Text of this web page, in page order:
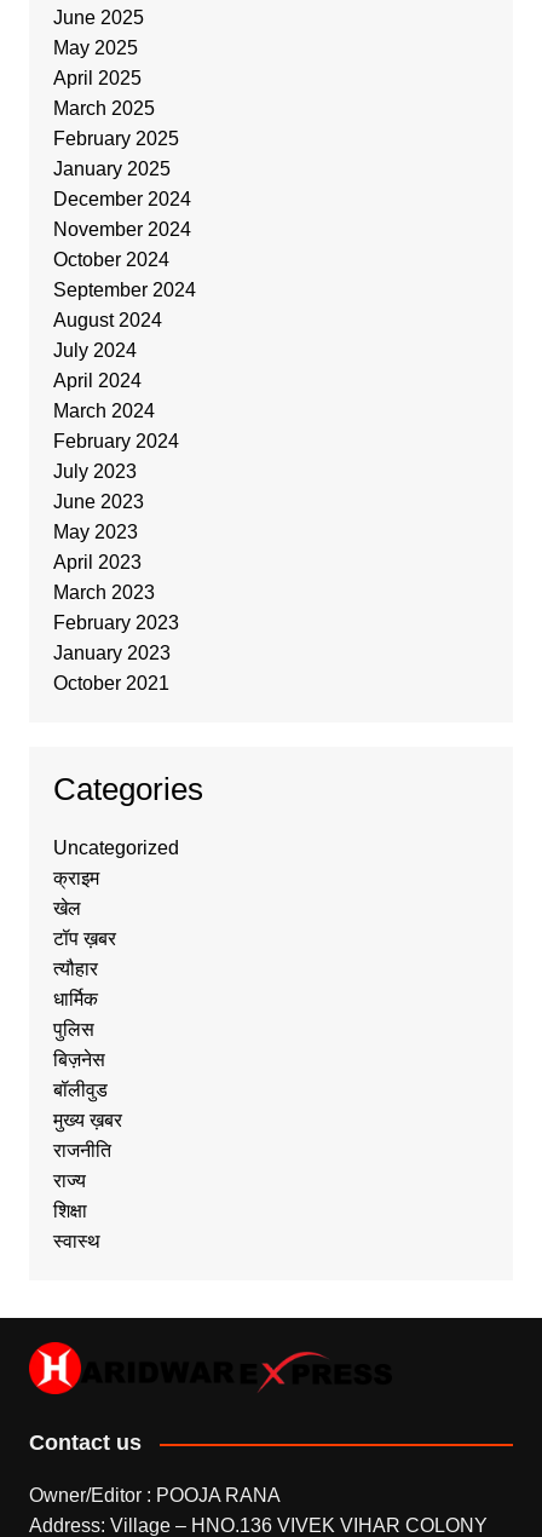
June 2025
May 2025
April 2025
March 2025
February 2025
January 2025
December 2024
November 2024
October 2024
September 2024
August 2024
July 2024
April 2024
March 2024
February 2024
July 2023
June 2023
May 2023
April 2023
March 2023
February 2023
January 2023
October 2021
Categories
Uncategorized
क्राइम
खेल
टॉप ख़बर
त्यौहार
धार्मिक
पुलिस
बिज़नेस
बॉलीवुड
मुख्य ख़बर
राजनीति
राज्य
शिक्षा
स्वास्थ
Contact us
Owner/Editor : POOJA RANA
Address: Village – HNO.136 VIVEK VIHAR COLONY